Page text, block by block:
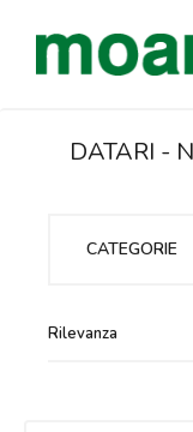
DATARI -
CATEGORIE
Rilevanza